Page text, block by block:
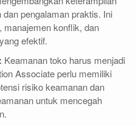
pengalaman praktis. Ini
konflik, dan
efektif.
Keamanan toko harus menjadi
Associate perlu memiliki
risiko keamanan dan
untuk mencegah